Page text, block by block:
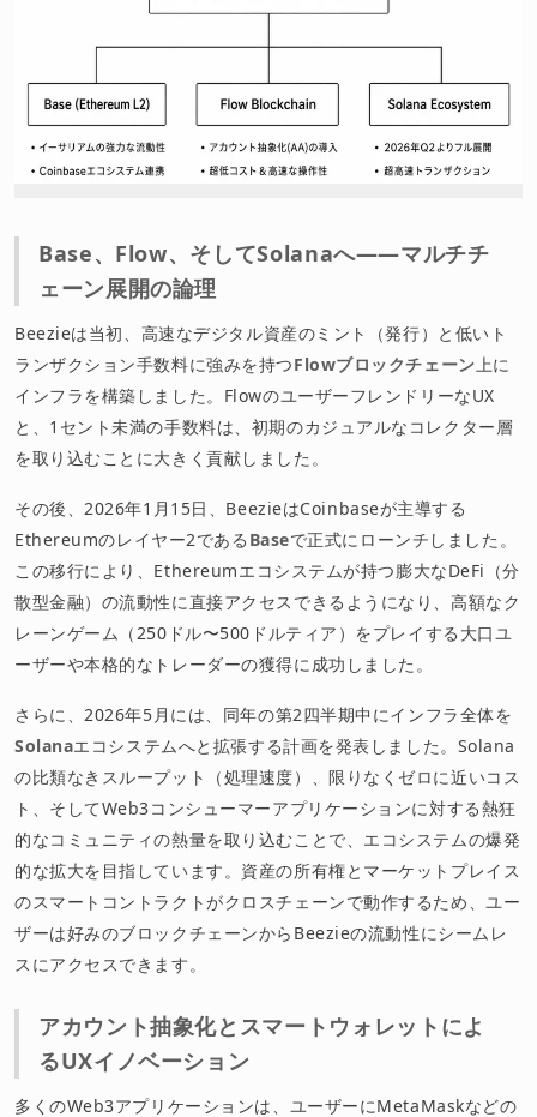
Base、Flow、そしてSolanaへ――マルチチ
ェーン展開の論理
Beezieは当初、高速なデジタル資産のミント（発行）と低いト
ランザクション手数料に強みを持つFlowブロックチェーン上に
インフラを構築しました。FlowのユーザーフレンドリーなUX
と、1セント未満の手数料は、初期のカジュアルなコレクター層
を取り込むことに大きく貢献しました。
その後、2026年1月15日、BeezieはCoinbaseが主導する
Ethereumのレイヤー2である Baseで正式にローンチしました。
この移行により、Ethereumエコシステムが持つ膨大なDeFi（分
散型金融）の流動性に直接アクセスできるようになり、高額なク
レーンゲーム（250ドル〜500ドルティア）をプレイする大口ユ
ーザーや本格的なトレーダーの獲得に成功しました。
さらに、2026年5月には、同年の第2四半期中にインフラ全体を
Solanaエコシステムへと拡張する計画を発表しました。Solana
の比類なきスループット（処理速度）、限りなくゼロに近いコス
ト、そしてWeb3コンシューマーアプリケーションに対する熱狂
的なコミュニティの熱量を取り込むことで、エコシステムの爆発
的な拡大を目指しています。資産の所有権とマーケットプレイス
のスマートコントラクトがクロスチェーンで動作するため、ユー
ザーは好みのブロックチェーンからBeezieの流動性にシームレ
スにアクセスできます。
アカウント抽象化とスマートウォレットによ
るUXイノベーション
多くのWeb3アプリケーションは、ユーザーにMetaMaskなどの